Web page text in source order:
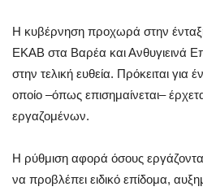
Η κυβέρνηση προχωρά στην
ΕΚΑΒ στα Βαρέα και Ανθυγιεινά
στην τελική ευθεία. Πρόκειται
οποίο –όπως επισημαίνεται–
εργαζομένων.
Η ρύθμιση αφορά όσους
να προβλέπει ειδικό επίδομα,